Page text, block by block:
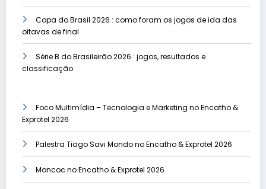
Copa do Brasil 2026 : como foram os jogos de ida das
oitavas de final
Série B do Brasileirão 2026 : jogos, resultados e
classificação
Foco Multimídia – Tecnologia e Marketing no Encatho &
Exprotel 2026
Palestra Tiago Savi Mondo no Encatho & Exprotel 2026
Moncoc no Encatho & Exprotel 2026